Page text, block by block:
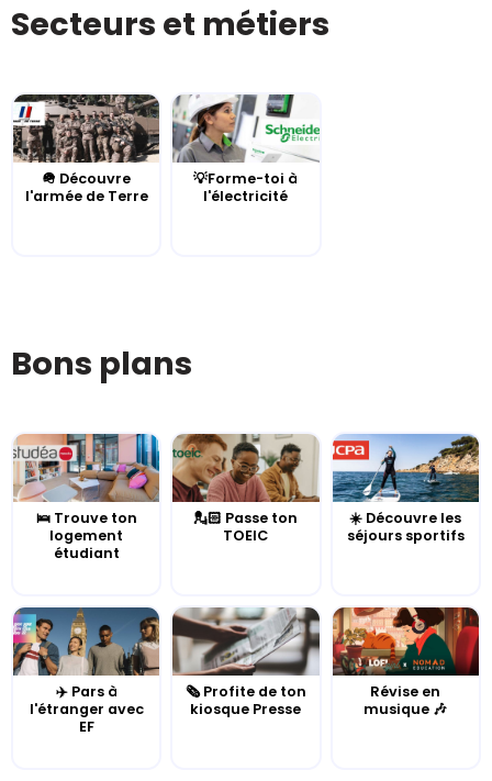
Secteurs et métiers
🪖 Découvre
l'armée de Terre
💡Forme-toi à
l'électricité
Bons plans
🛌 Trouve ton
logement
étudiant
💂🏻 Passe ton
TOEIC
☀️ Découvre les
séjours sportifs
✈️ Pars à
l'étranger avec
EF
🗞️ Profite de ton
kiosque Presse
Révise en
musique 🎶